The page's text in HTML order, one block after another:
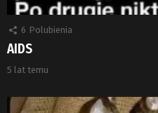
6 Polubienia
AIDS
5 lat temu